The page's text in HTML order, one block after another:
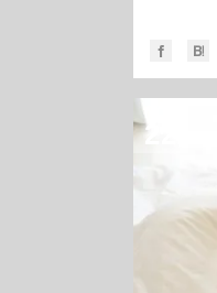
22